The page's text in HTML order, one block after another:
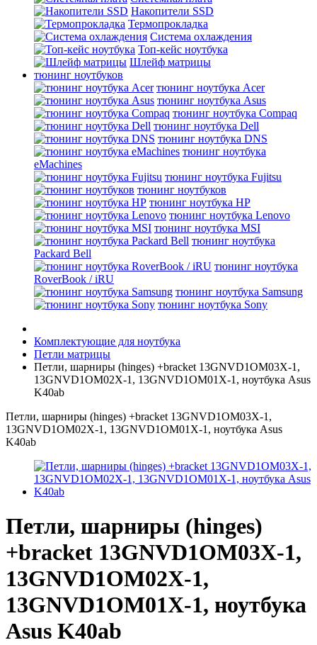
Накопители SSD
Термопрокладка
Система охлаждения
Топ-кейс ноутбука
Шлейф матрицы
тюнинг ноутбуков
тюнинг ноутбука Acer
тюнинг ноутбука Asus
тюнинг ноутбука Compaq
тюнинг ноутбука Dell
тюнинг ноутбука DNS
тюнинг ноутбука
eMachines
тюнинг ноутбука Fujitsu
тюнинг ноутбуков
тюнинг ноутбука HP
тюнинг ноутбука Lenovo
тюнинг ноутбука MSI
тюнинг ноутбука
Packard Bell
тюнинг ноутбука
RoverBook / iRU
тюнинг ноутбука Samsung
тюнинг ноутбука Sony
Комплектующие для ноутбука
Петли матрицы
Петли, шарниры (hinges) +bracket 13GNVD1OM03X-1,
13GNVD1OM02X-1, 13GNVD1OM01X-1, ноутбука Asus
K40ab
Петли, шарниры (hinges) +bracket 13GNVD1OM03X-1,
13GNVD1OM02X-1, 13GNVD1OM01X-1, ноутбука Asus
K40ab
Петли, шарниры (hinges)
+bracket 13GNVD1OM03X-1,
13GNVD1OM02X-1,
13GNVD1OM01X-1, ноутбука
Asus K40ab